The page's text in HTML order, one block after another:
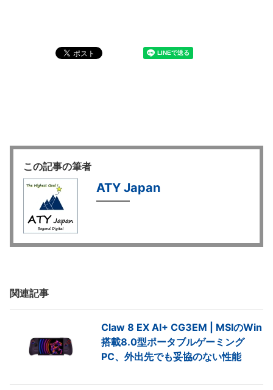
この記事の筆者
ATY Japan
関連記事
Claw 8 EX AI+ CG3EM | MSIのWin
搭載8.0型ポータブルゲーミング
PC、外出先でも妥協のない性能